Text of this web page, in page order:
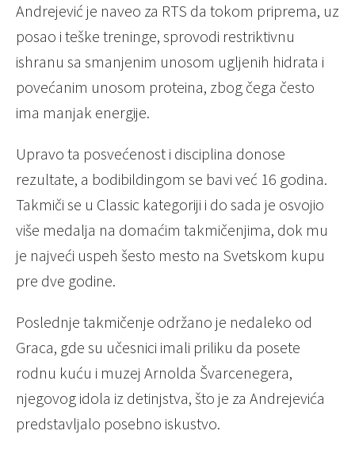
Andrejević je naveo za RTS da tokom priprema, uz
posao i teške treninge, sprovodi restriktivnu
ishranu sa smanjenim unosom ugljenih hidrata i
povećanim unosom proteina, zbog čega često
ima manjak energije.
Upravo ta posvećenost i disciplina donose
rezultate, a bodibildingom se bavi već 16 godina.
Takmiči se u Classic kategoriji i do sada je osvojio
više medalja na domaćim takmičenjima, dok mu
je najveći uspeh šesto mesto na Svetskom kupu
pre dve godine.
Poslednje takmičenje održano je nedaleko od
Graca, gde su učesnici imali priliku da posete
rodnu kuću i muzej Arnolda Švarcenegera,
njegovog idola iz detinjstva, što je za Andrejevića
predstavljalo posebno iskustvo.